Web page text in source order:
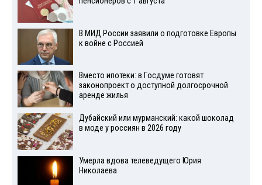
В МИД России заявили о подготовке Европы
к войне с Россией
Вместо ипотеки: в Госдуме готовят
законопроект о доступной долгосрочной
аренде жилья
Дубайский или мурманский: какой шоколад
в моде у россиян в 2026 году
Умерла вдова телеведущего Юрия
Николаева